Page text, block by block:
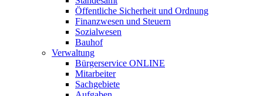
Öffentliche Sicherheit und Ordnung
Finanzwesen und Steuern
Sozialwesen
Bauhof
Verwaltung
Bürgerservice ONLINE
Mitarbeiter
Sachgebiete